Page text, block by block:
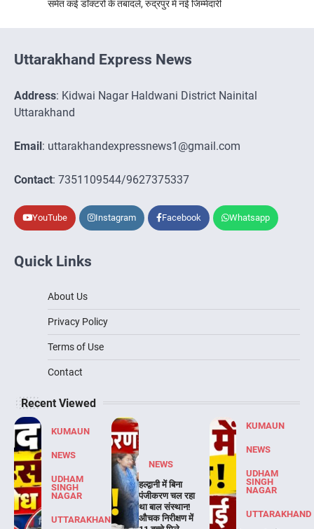
समेत कई डॉक्टरों के तबादले, रुद्रपुर में नई जिम्मेदारी
Uttarakhand Express News
Address: Kidwai Nagar Haldwani District Nainital
Uttarakhand
Email: uttarakhandexpressnews1@gmail.com
Contact: 7351109544/9627375337
YouTube Instagram Facebook Whatsapp
Quick Links
About Us
Privacy Policy
Terms of Use
Contact
Recent Viewed
KUMAUN
NEWS
UDHAM
SINGH
NAGAR
UTTARAKHAND
NEWS
हल्द्वानी में बिना
पंजीकरण चल रहा
था बाल संस्थान!
औचक निरीक्षण में
KUMAUN
NEWS
UDHAM
SINGH
NAGAR
UTTARAKHAND